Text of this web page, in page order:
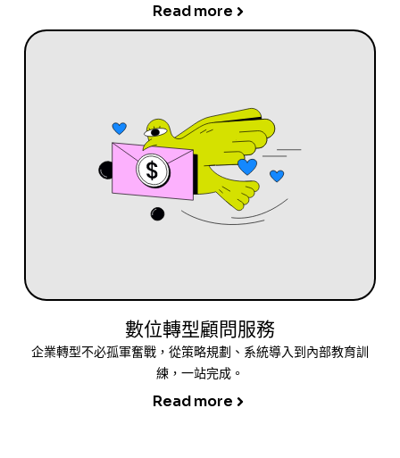
Read more
數位轉型顧問服務
企業轉型不必孤軍奮戰，從策略規劃、系統導入到內部教育訓
練，一站完成。
Read more